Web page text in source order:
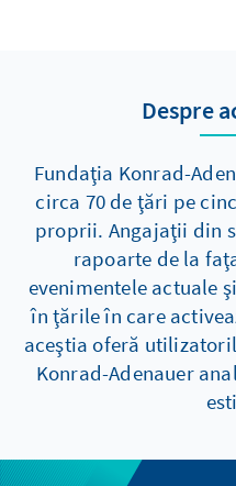
Despre
Fundaţia Konrad-
circa 70 de ţări pe
proprii. Angajaţii din
rapoarte de la
evenimentele actuale
în ţările în care
aceştia oferă
Konrad-Adenauer